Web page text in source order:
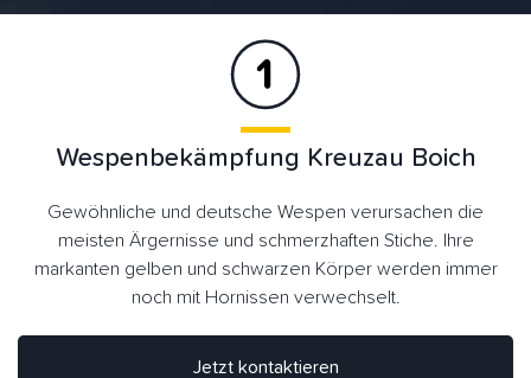
Wespenbekämpfung Kreuzau Boich
Gewöhnliche und deutsche Wespen verursachen die
meisten Ärgernisse und schmerzhaften Stiche. Ihre
markanten gelben und schwarzen Körper werden immer
noch mit Hornissen verwechselt.
Jetzt kontaktieren